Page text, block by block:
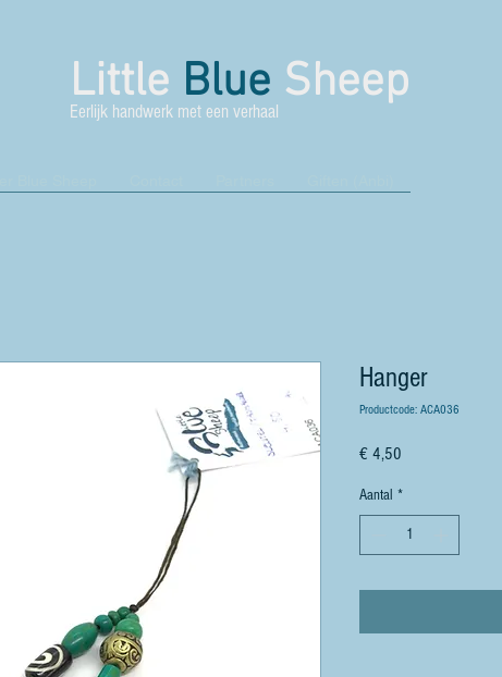
Little Blue Sheep
Eerlijk handwerk met een verhaal
Hanger
Productcode: ACA036
€ 4,50
Aantal *